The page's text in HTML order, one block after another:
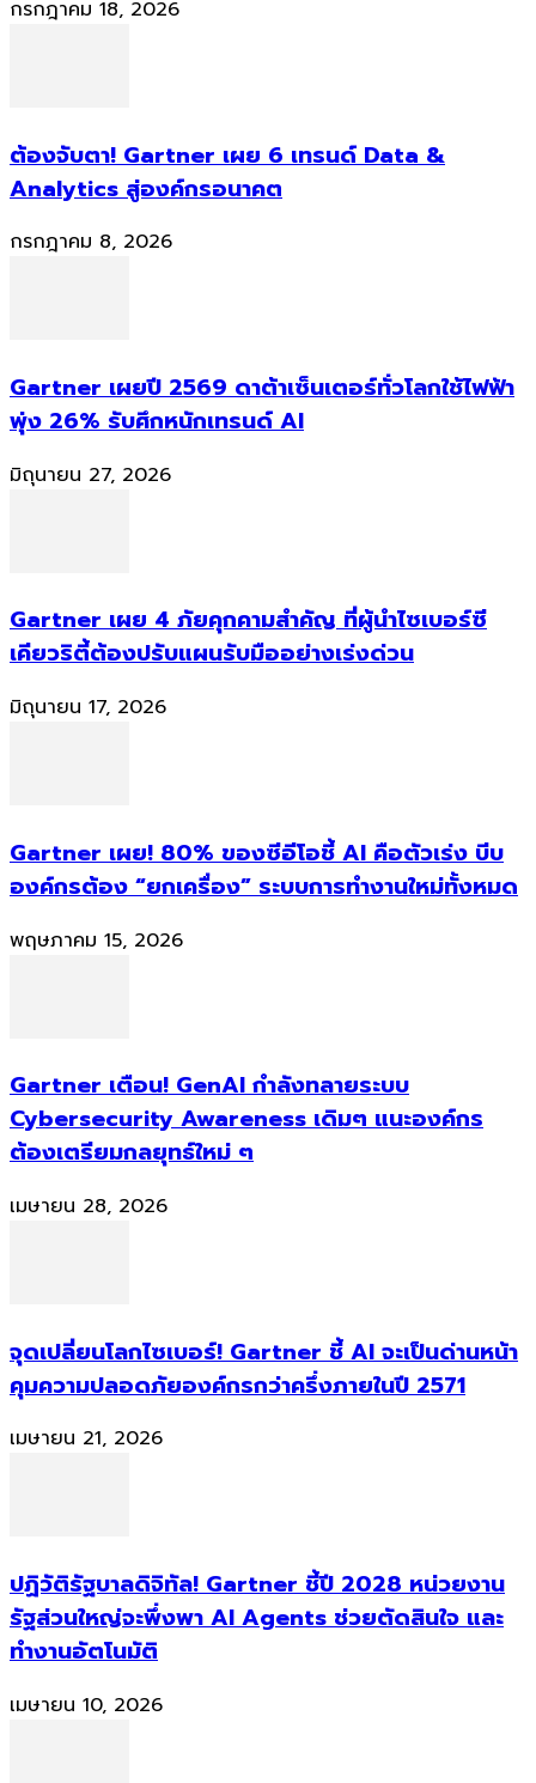
กรกฎาคม 18, 2026
ต้องจับตา! Gartner เผย 6 เทรนด์ Data &
Analytics สู่องค์กรอนาคต
กรกฎาคม 8, 2026
Gartner เผยปี 2569 ดาต้าเซ็นเตอร์ทั่วโลกใช้ไฟฟ้า
พุ่ง 26% รับศึกหนักเทรนด์ AI
มิถุนายน 27, 2026
Gartner เผย 4 ภัยคุกคามสำคัญ ที่ผู้นำไซเบอร์ซี
เคียวริตี้ต้องปรับแผนรับมืออย่างเร่งด่วน
มิถุนายน 17, 2026
Gartner เผย! 80% ของซีอีโอชี้ AI คือตัวเร่ง บีบ
องค์กรต้อง “ยกเครื่อง” ระบบการทำงานใหม่ทั้งหมด
พฤษภาคม 15, 2026
Gartner เตือน! GenAI กำลังทลายระบบ
Cybersecurity Awareness เดิมๆ แนะองค์กร
ต้องเตรียมกลยุทธ์ใหม่ ๆ
เมษายน 28, 2026
จุดเปลี่ยนโลกไซเบอร์! Gartner ชี้ AI จะเป็นด่านหน้า
คุมความปลอดภัยองค์กรกว่าครึ่งภายในปี 2571
เมษายน 21, 2026
ปฏิวัติรัฐบาลดิจิทัล! Gartner ชี้ปี 2028 หน่วยงาน
รัฐส่วนใหญ่จะพึ่งพา AI Agents ช่วยตัดสินใจ และ
ทำงานอัตโนมัติ
เมษายน 10, 2026